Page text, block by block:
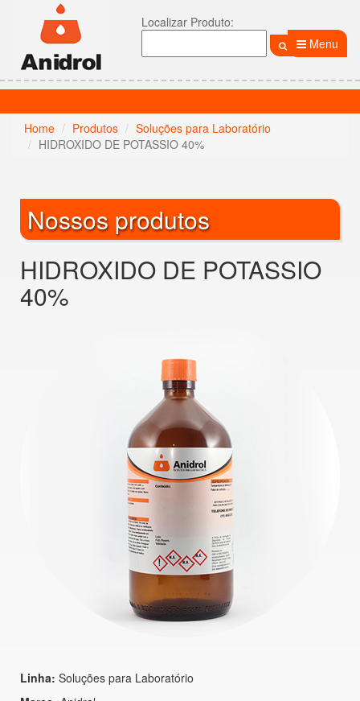
Localizar Produto:
Menu
Home Produtos
Soluções para Laboratório
HIDROXIDO DE POTASSIO 40%
Nossos produtos
HIDROXIDO DE POTASSIO
40%
Linha: Soluções para Laboratório